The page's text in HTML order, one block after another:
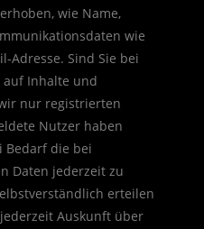
wie Name,
wie
Adresse. Sind Sie bei
auf Inhalte und
nur registrierten
Nutzer haben
Bedarf die bei
Daten jederzeit zu
erteilen
Auskunft über